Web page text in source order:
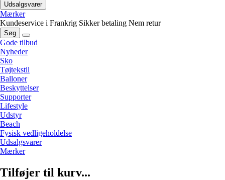
Udsalgsvarer
Mærker
Kundeservice i Frankrig Sikker betaling Nem retur
Søg
Gode tilbud
Nyheder
Sko
Tøjtekstil
Balloner
Beskyttelser
Supporter
Lifestyle
Udstyr
Beach
Fysisk vedligeholdelse
Udsalgsvarer
Mærker
Tilføjer til kurv...